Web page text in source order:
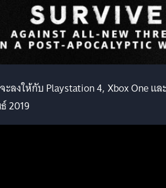
ะลงให้กับ Playstation 4, Xbox One เเล
2019